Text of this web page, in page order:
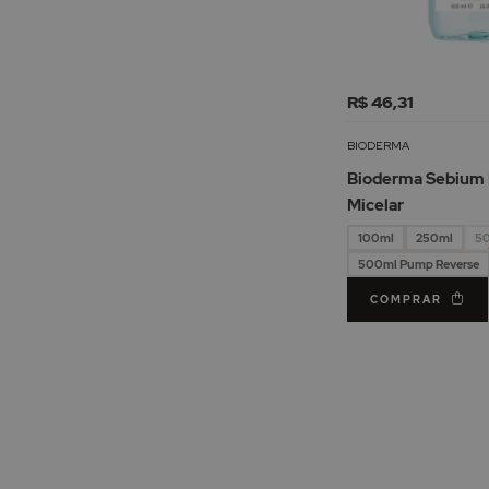
R$ 46,31
BIODERMA
Bioderma Sebium
Micelar
100ml 250ml
500ml Pump Reverse
COMPRAR